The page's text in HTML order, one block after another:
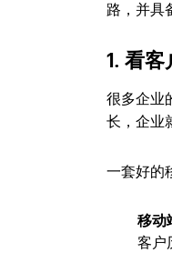
路，并具
1. 看
很多企业
长，企业
一套好的
移动
客户